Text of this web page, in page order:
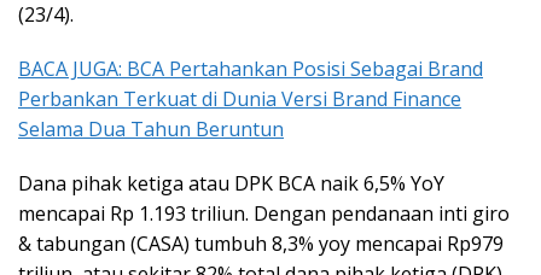
(23/4).
BACA JUGA: BCA Pertahankan Posisi Sebagai Brand
Perbankan Terkuat di Dunia Versi Brand Finance
Selama Dua Tahun Beruntun
Dana pihak ketiga atau DPK BCA naik 6,5% YoY
mencapai Rp 1.193 triliun. Dengan pendanaan inti giro
& tabungan (CASA) tumbuh 8,3% yoy mencapai Rp979